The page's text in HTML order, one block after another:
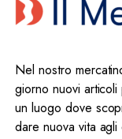
Nel nostro
giorno nuovi
un luogo dove
dare nuova vita